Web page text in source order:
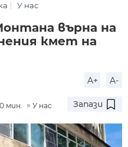
У нас
върна на
кмет на
A+ A-
мин. У нас Запази